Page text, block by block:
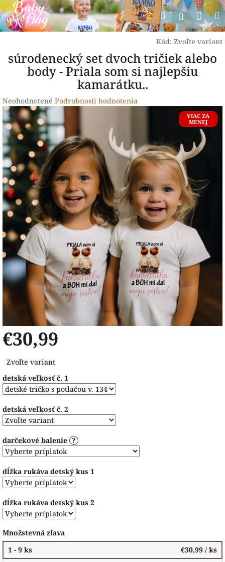
Prejsť
na
obsah
Hľadať
Kód: Zvoľte variant
súrodenecký set dvoch tričiek alebo
body - Priala som si najlepšiu
kamarátku..
Priemerné
hodnotenie
produktu
je
0,0
z
5
hviezdičiek.
Neohodnotené Podrobnosti hodnotenia
VIAC ZA
MENEJ
€30,99
cena:
Zvoľte variant
detská veľkosť č. 1
detská veľkosť č. 2
darčekové balenie ?
dĺžka rukáva detský kus 1
dĺžka rukáva detský kus 2
Množstevná zľava
1 - 9 ks
€30,99 / ks